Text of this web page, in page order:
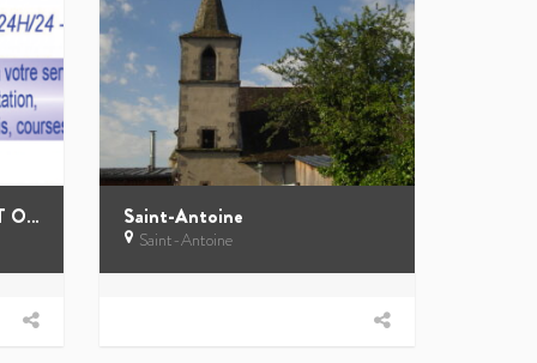
Taxi conventionné ROBERT Odette Saint-Antoine
Saint-Antoine